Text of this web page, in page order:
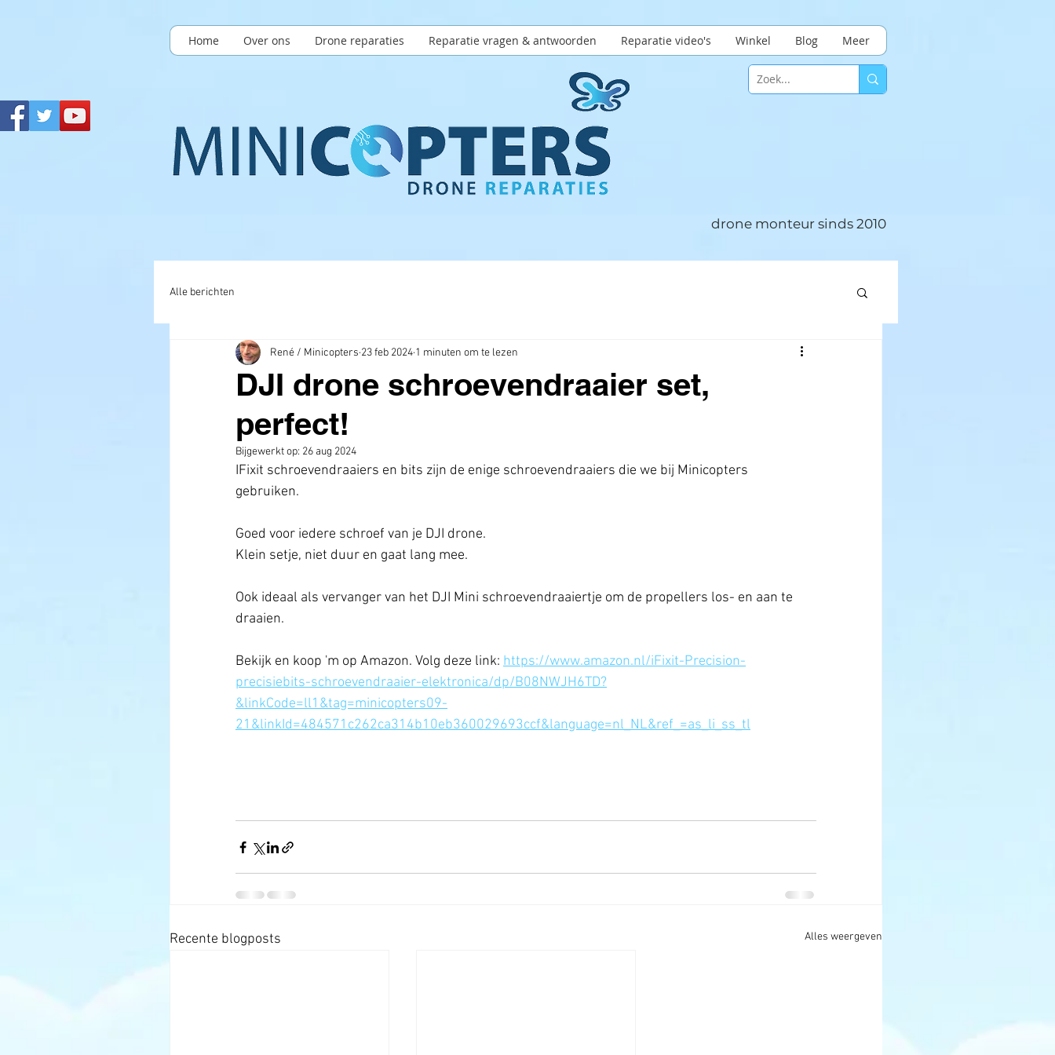
Home Over ons Drone reparaties Reparatie vragen & antwoorden Reparatie video's Winkel Blog Meer
drone monteur sinds 2010
Alle berichten
DJI drone schroevendraaier set,
perfect!
René / Minicopters 23 feb 2024 1 minuten om te lezen
Bijgewerkt op: 26 aug 2024
IFixit schroevendraaiers en bits zijn de enige schroevendraaiers die we bij Minicopters
gebruiken.
Goed voor iedere schroef van je DJI drone.
Klein setje, niet duur en gaat lang mee.
Ook ideaal als vervanger van het DJI Mini schroevendraaiertje om de propellers los- en aan te
draaien.
Bekijk en koop 'm op Amazon. Volg deze link: https://www.amazon.nl/iFixit-Precision-
precisiebits-schroevendraaier-elektronica/dp/B08NWJH6TD?
&linkCode=ll1&tag=minicopters09-
21&linkId=484571c262ca314b10eb360029693ccf&language=nl_NL&ref_=as_li_ss_tl
Recente blogposts Alles weergeven